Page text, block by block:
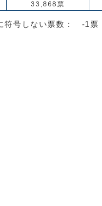
33,868票
符号しない票数： -1票